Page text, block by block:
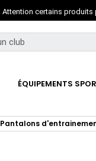
Attention certains produits
ÉQUIPEMENTS
Pantalons